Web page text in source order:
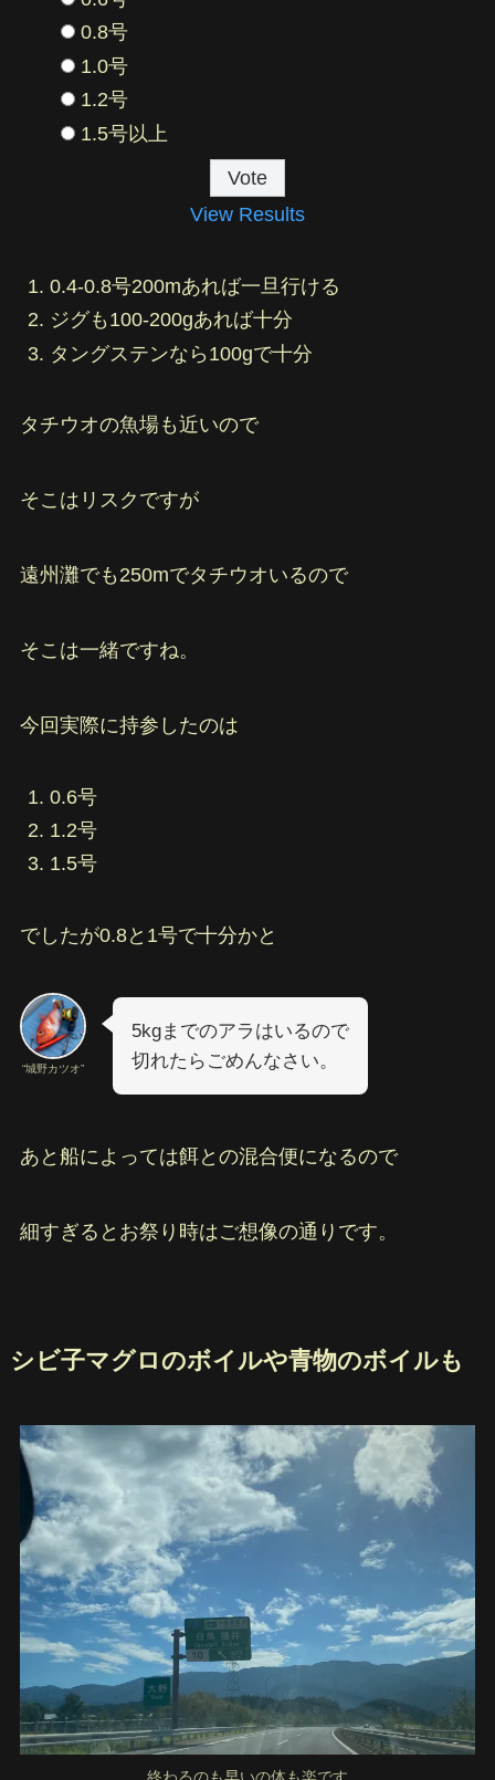
0.8号
1.0号
1.2号
1.5号以上
View Results
0.4-0.8号200mあれば一旦行ける
ジグも100-200gあれば十分
タングステンなら100gで十分
タチウオの魚場も近いので
そこはリスクですが
遠州灘でも250mでタチウオいるので
そこは一緒ですね。
今回実際に持参したのは
0.6号
1.2号
1.5号
でしたが0.8と1号で十分かと
“城野カツオ”
5kgまでのアラはいるので
切れたらごめんなさい。
あと船によっては餌との混合便になるので
細すぎるとお祭り時はご想像の通りです。
シビ子マグロのボイルや青物のボイルも